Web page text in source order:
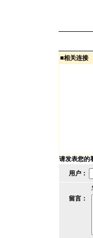
■相关连接
请发表您的
用户：
留言：